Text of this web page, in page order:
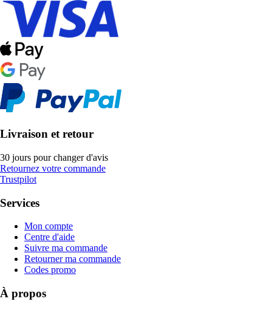
Livraison et retour
30 jours pour changer d'avis
Retournez votre commande
Trustpilot
Services
Mon compte
Centre d'aide
Suivre ma commande
Retourner ma commande
Codes promo
À propos